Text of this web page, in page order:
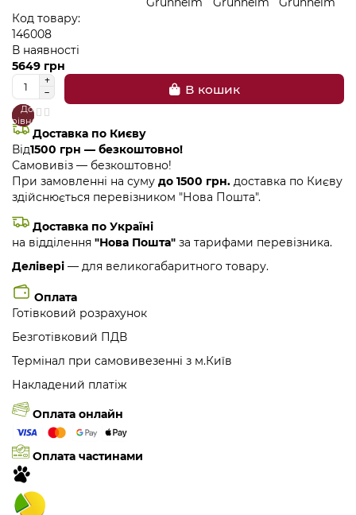
Код товару:
146008
В наявності
5649 грн
В кошик
В
закладки
До
Доставка по Києву
Від1500 грн — безкоштовно!
Самовивіз — безкоштовно!
При замовленні на суму до 1500 грн. доставка по Києву
здійснюється перевізником "Нова Пошта".
Доставка по Україні
на відділення "Нова Пошта" за тарифами перевізника.
Делівері — для великогабаритного товару.
Оплата
Готівковий розрахунок
Безготівковий ПДВ
Термінал при самовивезенні з м.Київ
Накладений платіж
Оплата онлайн
Оплата частинами